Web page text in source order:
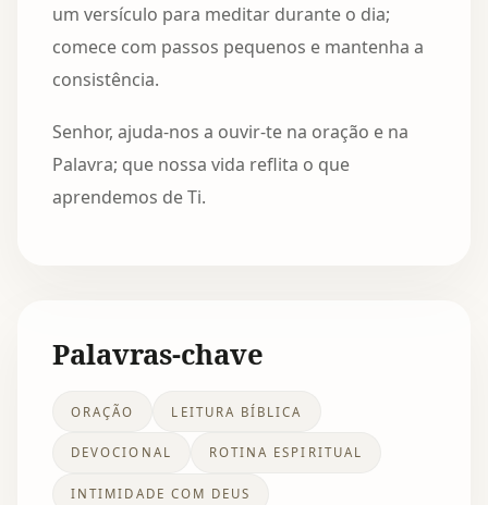
um versículo para meditar durante o dia;
comece com passos pequenos e mantenha a
consistência.
Senhor, ajuda-nos a ouvir-te na oração e na
Palavra; que nossa vida reflita o que
aprendemos de Ti.
Palavras-chave
ORAÇÃO LEITURA BÍBLICA
DEVOCIONAL ROTINA ESPIRITUAL
INTIMIDADE COM DEUS